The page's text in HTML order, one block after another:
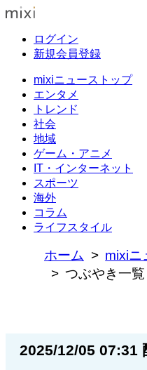
ログイン
新規会員登録
mixiニューストップ
エンタメ
トレンド
社会
地域
ゲーム・アニメ
IT・インターネット
スポーツ
海外
コラム
ライフスタイル
ホーム mixiニ
つぶやき一覧
2025/12/05 07:31